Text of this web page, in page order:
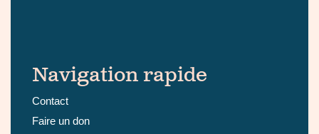
Navigation rapide
Contact
Faire un don